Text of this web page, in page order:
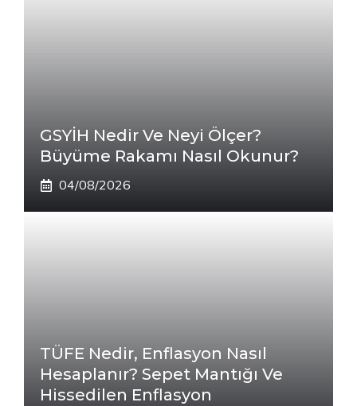
GSYİH Nedir Ve Neyi Ölçer?
Büyüme Rakamı Nasıl Okunur?
04/08/2026
TÜFE Nedir, Enflasyon Nasıl
Hesaplanır? Sepet Mantığı Ve
Hissedilen Enflasyon